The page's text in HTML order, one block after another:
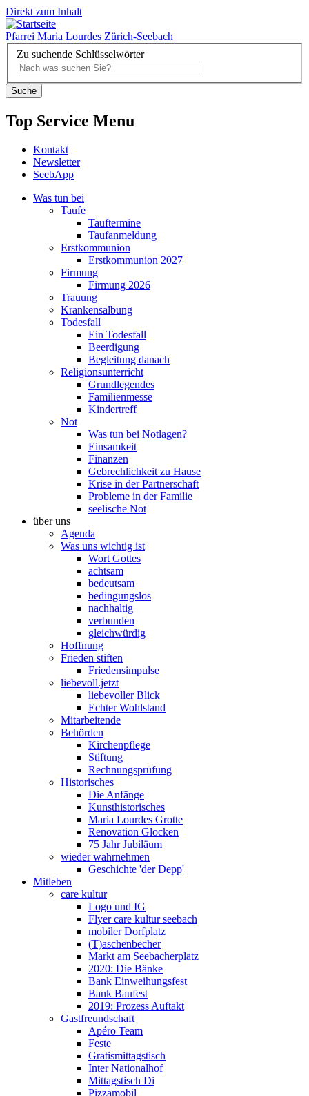
Direkt zum Inhalt
Pfarrei Maria Lourdes Zürich-Seebach
Zu suchende Schlüsselwörter
Top Service Menu
Kontakt
Newsletter
SeebApp
Was tun bei
Taufe
Tauftermine
Taufanmeldung
Erstkommunion
Erstkommunion 2027
Firmung
Firmung 2026
Trauung
Krankensalbung
Todesfall
Ein Todesfall
Beerdigung
Begleitung danach
Religionsunterricht
Grundlegendes
Familienmesse
Kindertreff
Not
Was tun bei Notlagen?
Einsamkeit
Finanzen
Gebrechlichkeit zu Hause
Krise in der Partnerschaft
Probleme in der Familie
seelische Not
über uns
Agenda
Was uns wichtig ist
Wort Gottes
achtsam
bedeutsam
bedingungslos
nachhaltig
verbunden
gleichwürdig
Hoffnung
Frieden stiften
Friedensimpulse
liebevoll.jetzt
liebevoller Blick
Echter Wohlstand
Mitarbeitende
Behörden
Kirchenpflege
Stiftung
Rechnungsprüfung
Historisches
Die Anfänge
Kunsthistorisches
Maria Lourdes Grotte
Renovation Glocken
75 Jahr Jubiläum
wieder wahrnehmen
Geschichte 'der Depp'
Mitleben
care kultur
Logo und IG
Flyer care kultur seebach
mobiler Dorfplatz
(T)aschenbecher
Markt am Seebacherplatz
2020: Die Bänke
Bank Einweihungsfest
Bank Baufest
2019: Prozess Auftakt
Gastfreundschaft
Apéro Team
Feste
Gratismittagstisch
Inter Nationalhof
Mittagstisch Di
Pizzamobil